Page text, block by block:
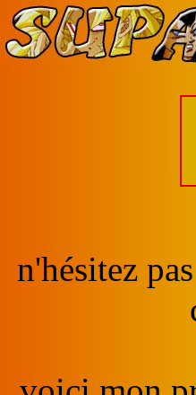
n'hésitez